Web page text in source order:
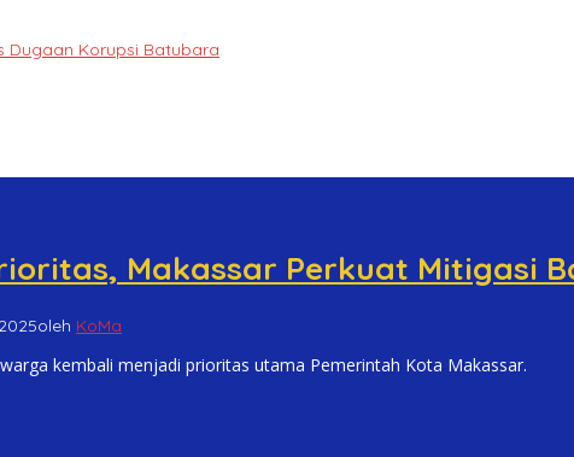
Dugaan Korupsi Batubara
Makassar Perkuat Mitigasi
oleh KoMa
kembali menjadi prioritas utama Pemerintah Kota Makassar.